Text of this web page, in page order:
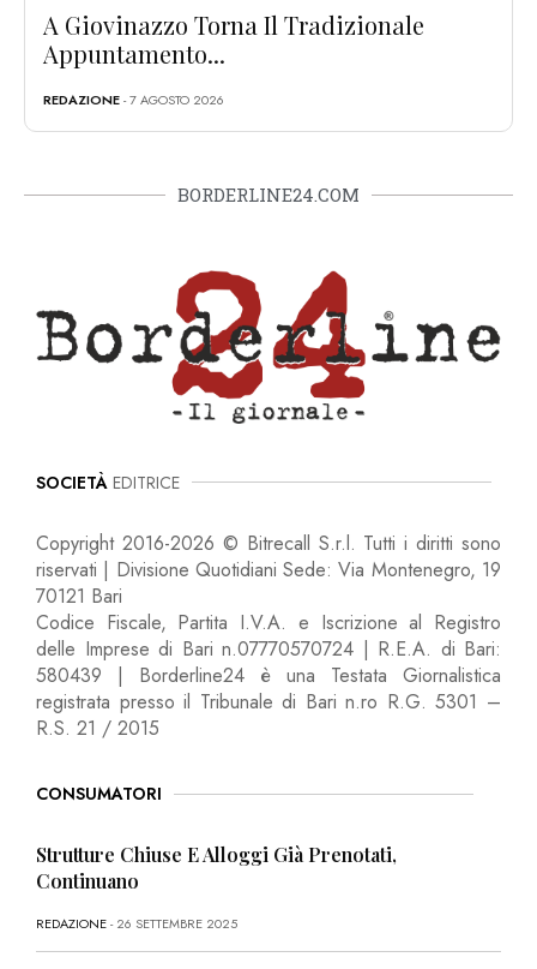
A Giovinazzo Torna Il Tradizionale
Appuntamento...
REDAZIONE- 7 AGOSTO 2026
BORDERLINE24.COM
SOCIETÀ EDITRICE
Copyright 2016-2026 © Bitrecall S.r.l. Tutti i diritti sono
riservati | Divisione Quotidiani Sede: Via Montenegro, 19
70121 Bari
Codice Fiscale, Partita I.V.A. e Iscrizione al Registro
delle Imprese di Bari n.07770570724 | R.E.A. di Bari:
580439 | Borderline24 è una Testata Giornalistica
registrata presso il Tribunale di Bari n.ro R.G. 5301 –
R.S. 21 / 2015
CONSUMATORI
Strutture Chiuse E Alloggi Già Prenotati,
Continuano
REDAZIONE- 26 SETTEMBRE 2025